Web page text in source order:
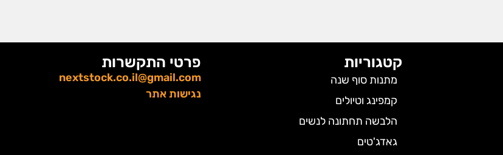
קטגוריות
מתנות סוף שנה
קמפינג וטיולים
הלבשה תחתונה לנשים
גאדג'טים
פרטי התקשרות
nextstock.co.il@gmail.com
נגישות אתר